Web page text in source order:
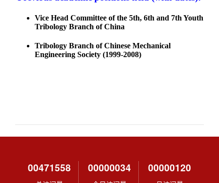
00471558 00000034 00000120